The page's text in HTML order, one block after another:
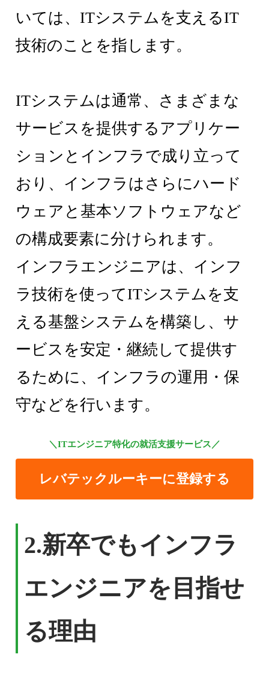
いては、ITシステムを支えるIT
技術のことを指します。
ITシステムは通常、さまざまな
サービスを提供するアプリケー
ションとインフラで成り立って
おり、インフラはさらにハード
ウェアと基本ソフトウェアなど
の構成要素に分けられます。
インフラエンジニアは、インフ
ラ技術を使ってITシステムを支
える基盤システムを構築し、サ
ービスを安定・継続して提供す
るために、インフラの運用・保
守などを行います。
＼ITエンジニア特化の就活支援サービス／
レバテックルーキーに登録する
2.新卒でもインフラ
エンジニアを目指せ
る理由